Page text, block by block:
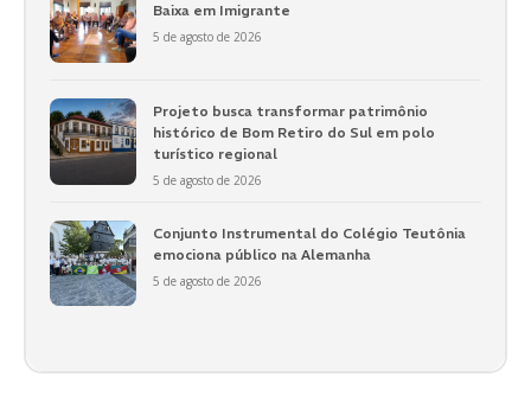
Baixa em Imigrante
5 de agosto de 2026
Projeto busca transformar patrimônio
histórico de Bom Retiro do Sul em polo
turístico regional
5 de agosto de 2026
Conjunto Instrumental do Colégio Teutônia
emociona público na Alemanha
5 de agosto de 2026